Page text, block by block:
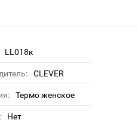
LL018к
CLEVER
Термо женское
Нет